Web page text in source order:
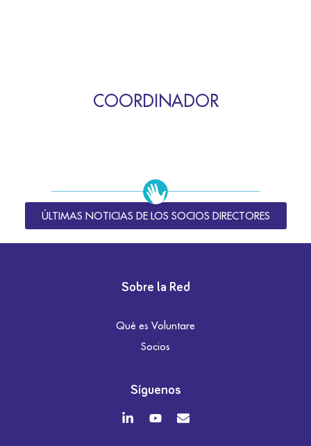
COORDINADOR
ÚLTIMAS NOTICIAS DE LOS SOCIOS DIRECTORES
Sobre la Red
Qué es Voluntare
Socios
Síguenos